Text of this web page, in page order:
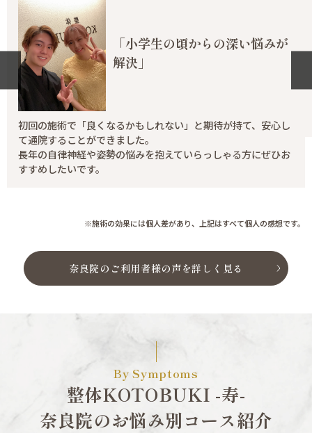
「小学生の頃からの深い悩みが
解決」
初回の施術で「良くなるかもしれない」と期待が持て、安心し
て通院することができました。
長年の自律神経や姿勢の悩みを抱えていらっしゃる方にぜひお
すすめしたいです。
※施術の効果には個人差があり、上記はすべて個人の感想です。
奈良院のご利用者様の声を詳しく見る
By Symptoms
整体KOTOBUKI -寿-
奈良院のお悩み別コース紹介